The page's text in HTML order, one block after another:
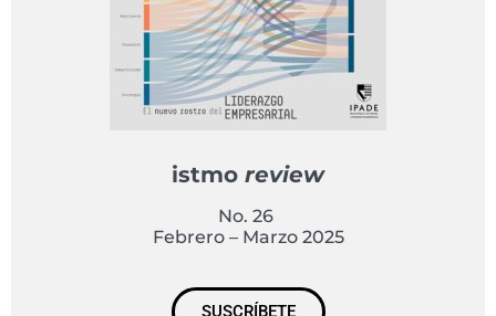
istmo review
No. 26
Febrero – Marzo 2025
SUSCRÍBETE